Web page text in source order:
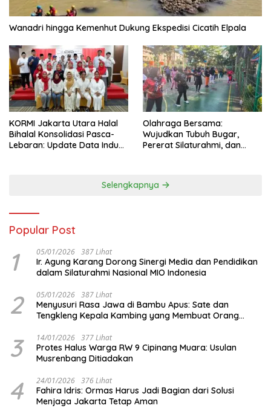
Wanadri hingga Kemenhut Dukung Ekspedisi Cicatih Elpala
KORMI Jakarta Utara Halal
Bihalal Konsolidasi Pasca-
Lebaran: Update Data Induk
Olahraga Bersama:
Wujudkan Tubuh Bugar,
Pererat Silaturahmi, dan
Selengkapnya
Popular Post
1 05/01/2026 387 Lihat
Ir. Agung Karang Dorong Sinergi Media dan Pendidikan
dalam Silaturahmi Nasional MIO Indonesia
2 05/01/2026 387 Lihat
Menyusuri Rasa Jawa di Bambu Apus: Sate dan
Tengkleng Kepala Kambing yang Membuat Orang
3 14/01/2026 377 Lihat
Protes Halus Warga RW 9 Cipinang Muara: Usulan
Musrenbang Ditiadakan
4 24/01/2026 376 Lihat
Fahira Idris: Ormas Harus Jadi Bagian dari Solusi
Menjaga Jakarta Tetap Aman